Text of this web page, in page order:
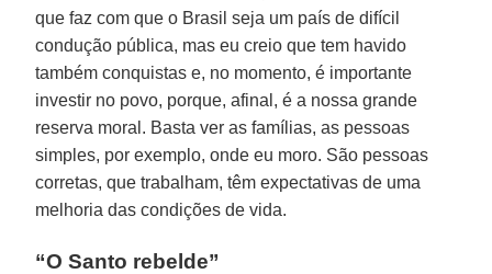
que faz com que o Brasil seja um país de difícil
condução pública, mas eu creio que tem havido
também conquistas e, no momento, é importante
investir no povo, porque, afinal, é a nossa grande
reserva moral. Basta ver as famílias, as pessoas
simples, por exemplo, onde eu moro. São pessoas
corretas, que trabalham, têm expectativas de uma
melhoria das condições de vida.
“O Santo rebelde”